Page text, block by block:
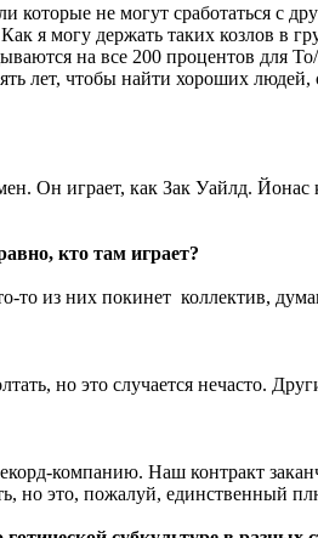
не могут сработаться с
я могу держать таких козлов в
на все 200 процентов для
лет, чтобы найти хороших
Он играет, как Зак Уайлд.
кто там играет?
то из них покинет коллектив,
но это случается нечасто.
компанию. Наш контракт
но это, пожалуй, единственный